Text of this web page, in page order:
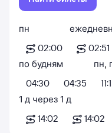
пн
02:00
02:51
по будням
04:30
04:35
пн,
1 д через 1 д
14:02
14:02